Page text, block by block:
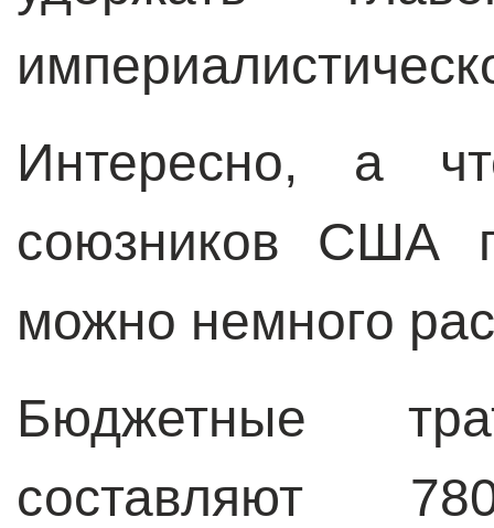
Интересно, а
союзников США
можно немного
Бюджетные
составляют